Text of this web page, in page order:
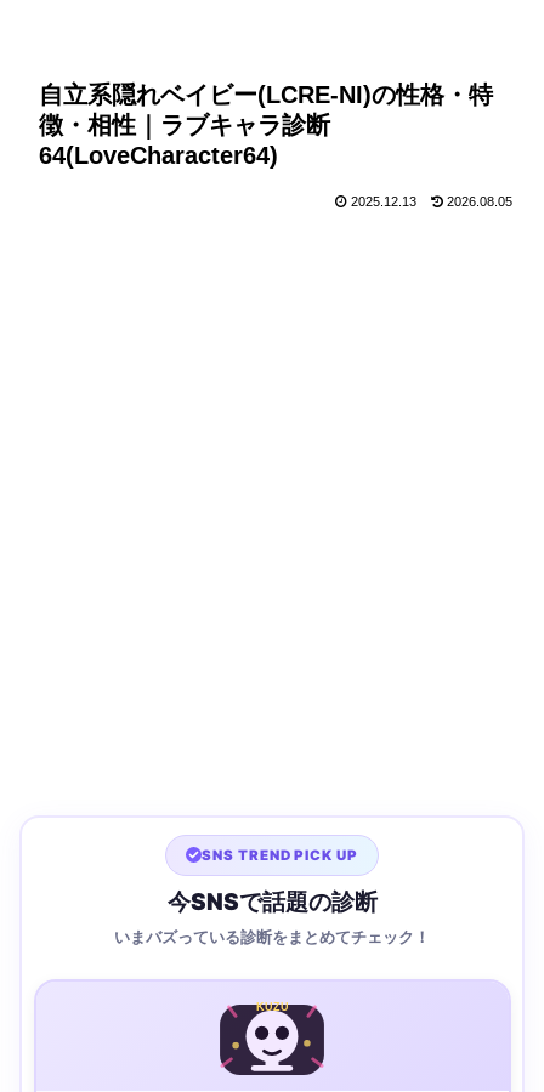
自立系隠れベイビー(LCRE-NI)の性格・特
徴・相性｜ラブキャラ診断
64(LoveCharacter64)
2025.12.13 2026.08.05
SNS TREND PICK UP
今SNSで話題の診断
いまバズっている診断をまとめてチェック！
KUZU